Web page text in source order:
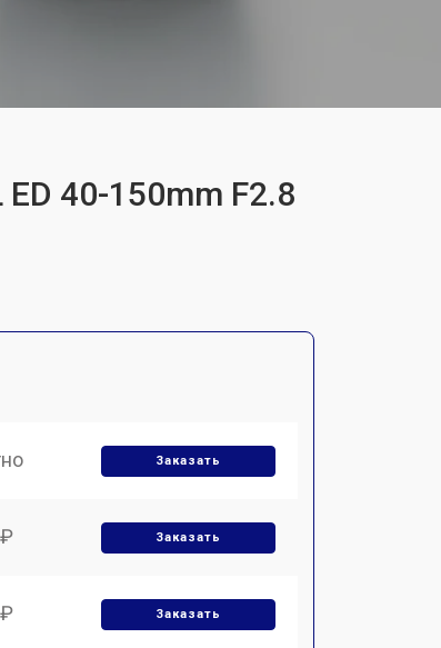
40-150mm F2.8
Заказать
Заказать
Заказать